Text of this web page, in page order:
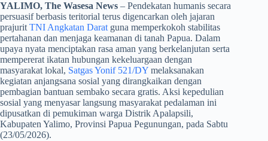
YALIMO, The Wasesa News – Pendekatan humanis secara
persuasif berbasis teritorial terus digencarkan oleh jajaran
prajurit TNI Angkatan Darat guna memperkokoh stabilitas
pertahanan dan menjaga keamanan di tanah Papua. Dalam
upaya nyata menciptakan rasa aman yang berkelanjutan serta
mempererat ikatan hubungan kekeluargaan dengan
masyarakat lokal, Satgas Yonif 521/DY melaksanakan
kegiatan anjangsana sosial yang dirangkaikan dengan
pembagian bantuan sembako secara gratis. Aksi kepedulian
sosial yang menyasar langsung masyarakat pedalaman ini
dipusatkan di pemukiman warga Distrik Apalapsili,
Kabupaten Yalimo, Provinsi Papua Pegunungan, pada Sabtu
(23/05/2026).